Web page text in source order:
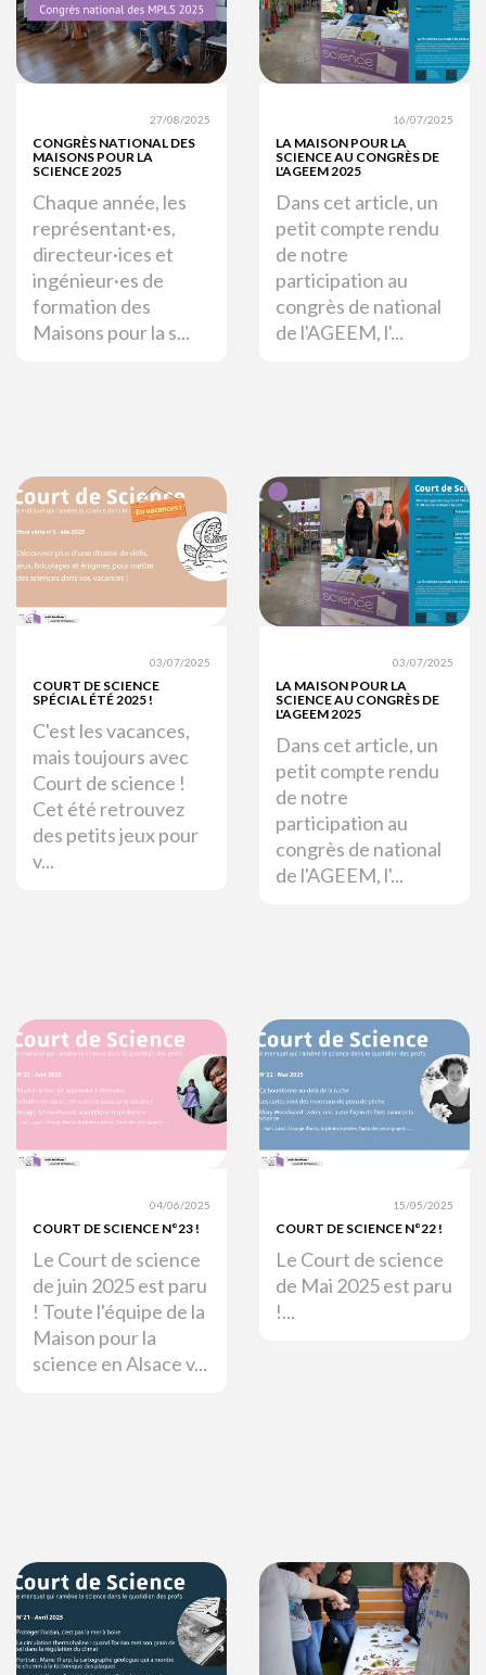
27/08/2025
CONGRÈS NATIONAL DES
MAISONS POUR LA
SCIENCE 2025
Chaque année, les
représentant·es,
directeur·ices et
ingénieur·es de
formation des
Maisons pour la s...
16/07/2025
LA MAISON POUR LA
SCIENCE AU CONGRÈS DE
L'AGEEM 2025
Dans cet article, un
petit compte rendu
de notre
participation au
congrès de national
de l'AGEEM, l'...
03/07/2025
COURT DE SCIENCE
SPÉCIAL ÉTÉ 2025 !
C'est les vacances,
mais toujours avec
Court de science !
Cet été retrouvez
des petits jeux pour
v...
03/07/2025
LA MAISON POUR LA
SCIENCE AU CONGRÈS DE
L'AGEEM 2025
Dans cet article, un
petit compte rendu
de notre
participation au
congrès de national
de l'AGEEM, l'...
04/06/2025
COURT DE SCIENCE N°23 !
Le Court de science
de juin 2025 est paru
! Toute l'équipe de la
Maison pour la
science en Alsace v...
15/05/2025
COURT DE SCIENCE N°22 !
Le Court de science
de Mai 2025 est paru
!...